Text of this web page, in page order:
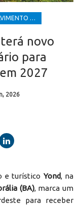
DESENVOLVIMENTO ECONÔMICO E SOCIAL
novo
para
2027
2026
e turístico Yond, na
(BA), marca um
para receber